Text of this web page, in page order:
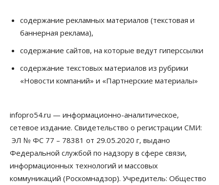
Расходы новосибирцев на спорт выросли на 40%
за полгода
07 Августа 2026, 14:35
07 Августа 2026, 14:00
07 Августа 2026, 13:55
Авто Общество
Треть автовладельцев в Новосибирской области
«поставили машины на прикол»
07 Августа 2026, 13:00
содержание рекламных материалов (текстовая и
баннерная реклама),
содержание сайтов, на которые ведут гиперссылки
содержание текстовых материалов из рубрики
«Новости компаний» и «Партнерские материалы»
infopro54.ru — информационно-аналитическое,
сетевое издание. Свидетельство о регистрации СМИ:
ЭЛ № ФС 77 – 78381 от 29.05.2020 г, выдано
Федеральной службой по надзору в сфере связи,
информационных технологий и массовых
коммуникаций (Роскомнадзор). Учредитель: Общество